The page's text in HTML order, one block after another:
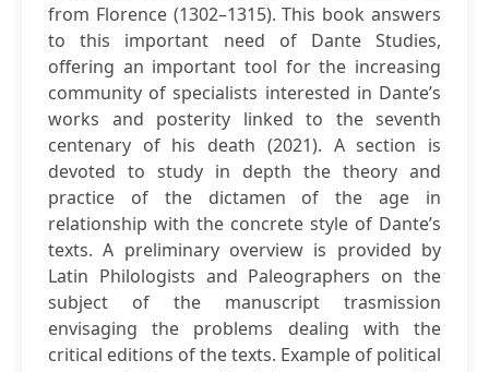
from Florence (1302–1315). This book answers
to this important need of Dante Studies,
offering an important tool for the increasing
community of specialists interested in Dante’s
works and posterity linked to the seventh
centenary of his death (2021). A section is
devoted to study in depth the theory and
practice of the dictamen of the age in
relationship with the concrete style of Dante’s
texts. A preliminary overview is provided by
Latin Philologists and Paleographers on the
subject of the manuscript trasmission
envisaging the problems dealing with the
critical editions of the texts. Example of political